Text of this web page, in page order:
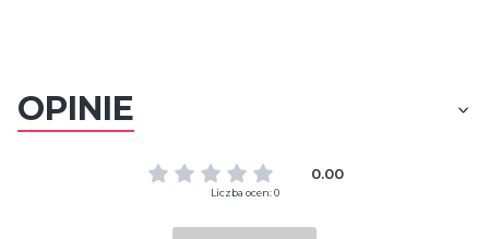
OPINIE
0.00
Liczba ocen: 0